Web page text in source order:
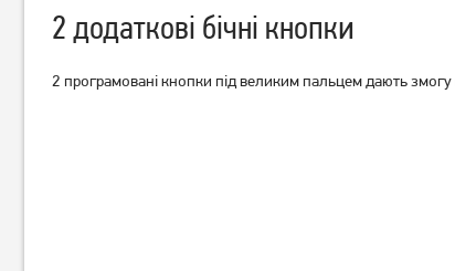
2 додаткові бічні кнопки
2 програмовані кнопки під великим пальцем дають